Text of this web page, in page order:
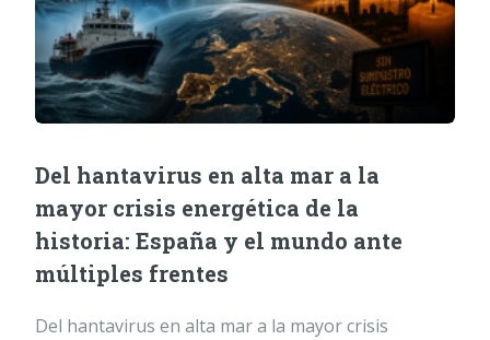
Del hantavirus en alta mar a la
mayor crisis energética de la
historia: España y el mundo ante
múltiples frentes
Del hantavirus en alta mar a la mayor crisis